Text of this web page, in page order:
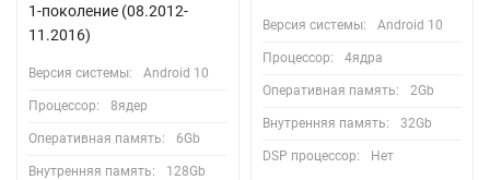
1-поколение (08.2012-
11.2016)
Версия системы: Android 10
Процессор: 8ядер
Оперативная память: 6Gb
Внутренняя память: 128Gb
Версия системы: Android 10
Процессор: 4ядра
Оперативная память: 2Gb
Внутренняя память: 32Gb
DSP процессор: Нет